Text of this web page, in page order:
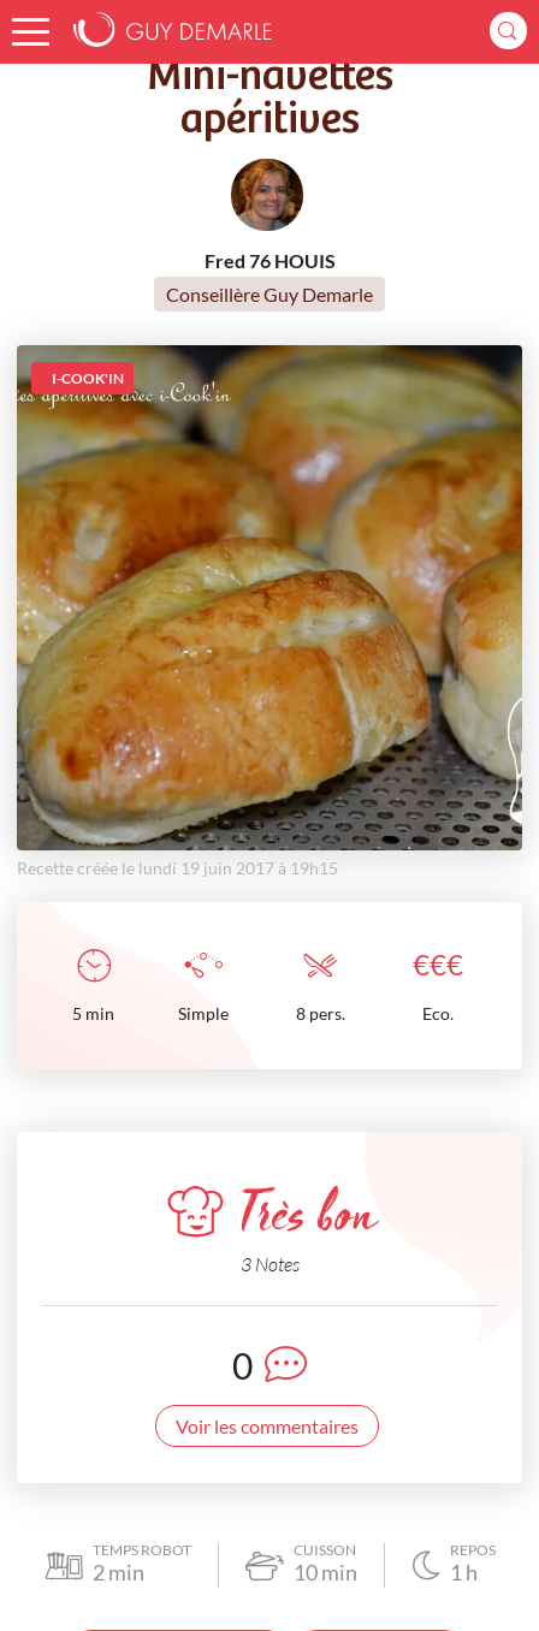
Accueil Recettes Mini-navettes apéritives
Mini-navettes
apéritives
Fred 76 HOUIS
Conseillère Guy Demarle
I-COOK'IN
Recette créée le lundi 19 juin 2017 à 19h15
€€€
5 min Simple 8 pers. Eco.
Très bon
3 Notes
0
Voir les commentaires
TEMPS ROBOT
2min
CUISSON
10min
REPOS
1 h